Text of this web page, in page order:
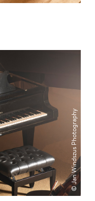
© Jan Windszus Photography